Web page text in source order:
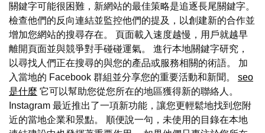
關鍵字可能很困難，新網站的最佳策略是追逐長尾關鍵字。
檢查他們的反向連結並監控他們的提及，以創建新的合作並
增加您網站的搜尋存在。 頁面載入速度越慢，用戶就越早
離開頁面並與競爭對手碰碰運氣。 進行本地關鍵字研究，
以尋找人們正在搜尋的與您的產品或服務相關的術語。 加
入當地的 Facebook 群組並分享您的重要活動和新聞。 seo
是什麼 它可以幫助您從您所在的地區獲得新的聯絡人。
Instagram 最近推出了一項新功能，讓您更輕鬆地找到您附
近的當地企業和景點。 順便說一句，未使用的目錄在本地